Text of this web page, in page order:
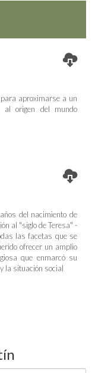
aproximarse a un
al origen del mundo
del nacimiento de
al "siglo de Teresa" -
las facetas que se
ofrecer un amplio
que enmarcó su
la situación social